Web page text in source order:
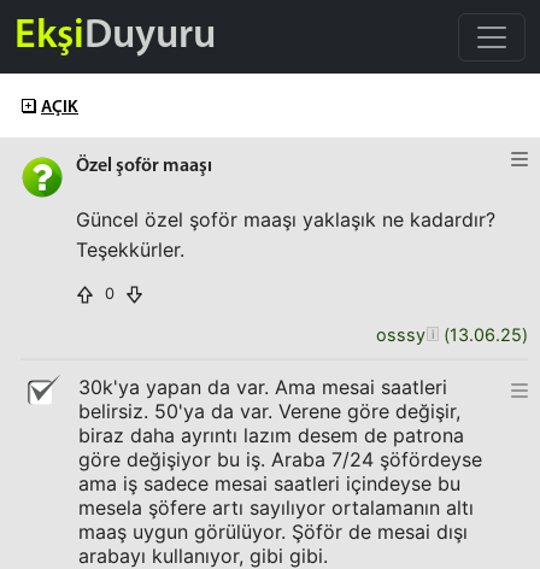
EkşiDuyuru
AÇIK
Özel şoför maaşı
Güncel özel şoför maaşı yaklaşık ne kadardır?
Teşekkürler.
0
osssy (13.06.25)
30k'ya yapan da var. Ama mesai saatleri
belirsiz. 50'ya da var. Verene göre değişir,
biraz daha ayrıntı lazım desem de patrona
göre değişiyor bu iş. Araba 7/24 şöfördeyse
ama iş sadece mesai saatleri içindeyse bu
mesela şöfere artı sayılıyor ortalamanın altı
maaş uygun görülüyor. Şöför de mesai dışı
arabayı kullanıyor, gibi gibi.